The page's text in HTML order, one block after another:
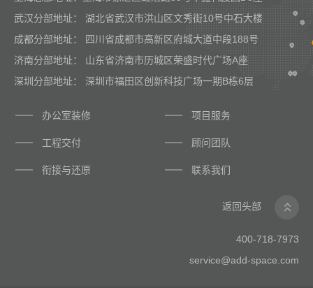
武汉分部地址： 湖北省武汉市洪山区文秀街10号中石大楼
成都分部地址： 四川省成都市高新区府城大道中段188号
济南分部地址： 山东省济南市历城区荣盛时代广场A座
深圳分部地址： 深圳市福田区创新科技广场一期B栋6层
办公室装修 项目服务
工程交付 顾问团队
衔接与还原 联系我们
返回头部
400-718-7973
service@add-space.com